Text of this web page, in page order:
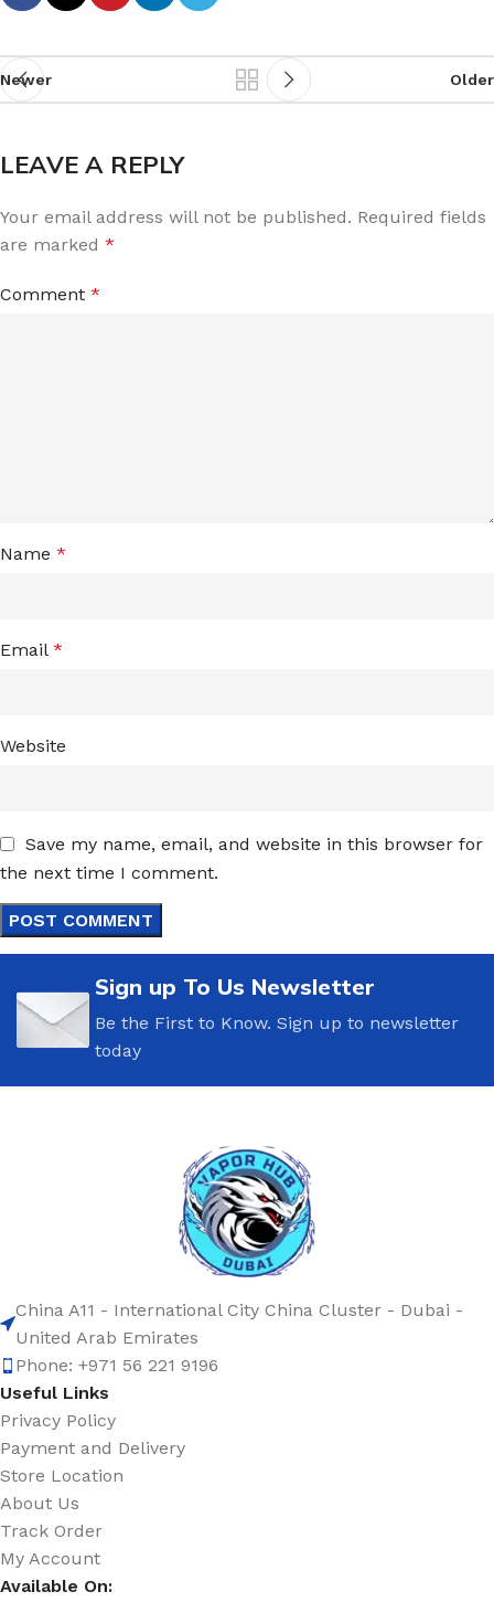
Newer Older
LEAVE A REPLY
Your email address will not be published. Required fields
are marked *
Comment *
Name *
Email *
Website
Save my name, email, and website in this browser for
the next time I comment.
Sign up To Us Newsletter
Be the First to Know. Sign up to newsletter
today
China A11 - International City China Cluster - Dubai -
United Arab Emirates
Phone: +971 56 221 9196
Useful Links
Privacy Policy
Payment and Delivery
Store Location
About Us
Track Order
My Account
Available On: